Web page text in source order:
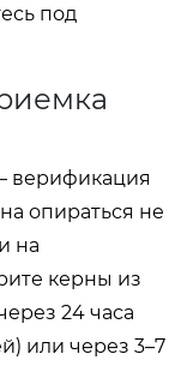
под
верификация
опираться не
на
керны из
24 часа
или через 3–7